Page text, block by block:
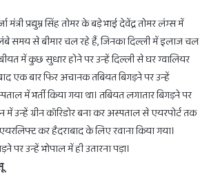
प्रद्युम्न सिंह तोमर के बड़े भाई देवेंद्र तोमर लंग्स में
समय से बीमार चल रहे हैं, जिनका दिल्ली में इलाज चल
में कुछ सुधार होने पर उन्हें दिल्ली से घर ग्वालियर
एक बार फिर अचानक तबियत बिगड़ने पर उन्हें
में भर्ती किया गया था। तबियत लगातार बिगड़ने पर
उन्हें ग्रीन कॉरिडोर बना कर अस्पताल से एयरपोर्ट तक
कर हैदराबाद के लिए रवाना किया गया।
पर उन्हें भोपाल में ही उतारना पड़ा।